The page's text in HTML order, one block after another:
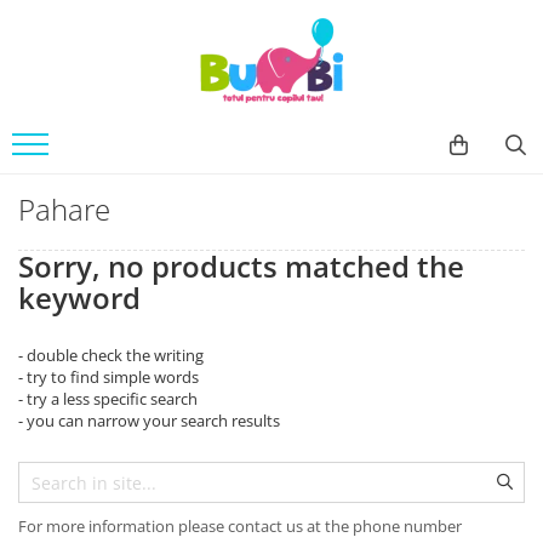
Arte si indemanare
Machete
Back To School
Cuburi constructie
Jucarie din plus
Jucarii muzicale
Jucarii pentru Baie
Jucarii de exterior
Jucarii de rol
Accesorii baie
Accesorii carucioare
Genti
Hranire bebe
Containere lapte praf
Seturi pentru masa
Sterilizatoare
Accesorii igiena
Body
Pahare
Sorry, no products matched the
keyword
- double check the writing
- try to find simple words
- try a less specific search
- you can narrow your search results
For more information please contact us at the phone number